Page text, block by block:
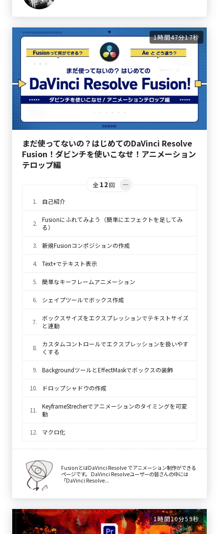
1時間47分17秒
まだ使ってないの？はじめてのDaVinci Resolve
Fusion！ダビンチを使いこなせ！アニメーション
テロップ編
全 12回
1.
自己紹介
2.
Fusionにふれてみよう（簡単にエフェクトを足してみ
る）
3. 新規Fusionコンポジションの作成
4. Text+でテキスト表示
5. 簡単なキーフレームアニメーション
6. シェイプツールでボックス作成
7.
ボックスサイズをエクスプレッションでテキストサイズ
と連動
8.
カスタムコントロールでエクスプレッションを扱いやす
くする
9. BackgroundツールとEffectMaskでボックスの装飾
10. ドロップシャドウの作成
11.
KeyframeStrecherでアニメーションのタイミングを可変
動
12. マクロ化
FusionとはDaVinci Resolve でアニメーション制作ができる
ページです。 DaVinci Resolveユーザーの皆さんの中には
「DaVinci Resolve...
1時間10分59秒